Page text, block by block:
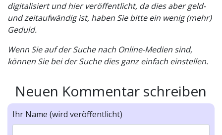
digitalisiert und hier veröffentlicht, da dies aber geld-
und zeitaufwändig ist, haben Sie bitte ein wenig (mehr)
Geduld.
Wenn Sie auf der Suche nach Online-Medien sind,
können Sie bei der Suche dies ganz einfach einstellen.
Neuen Kommentar schreiben
Ihr Name (wird veröffentlicht)